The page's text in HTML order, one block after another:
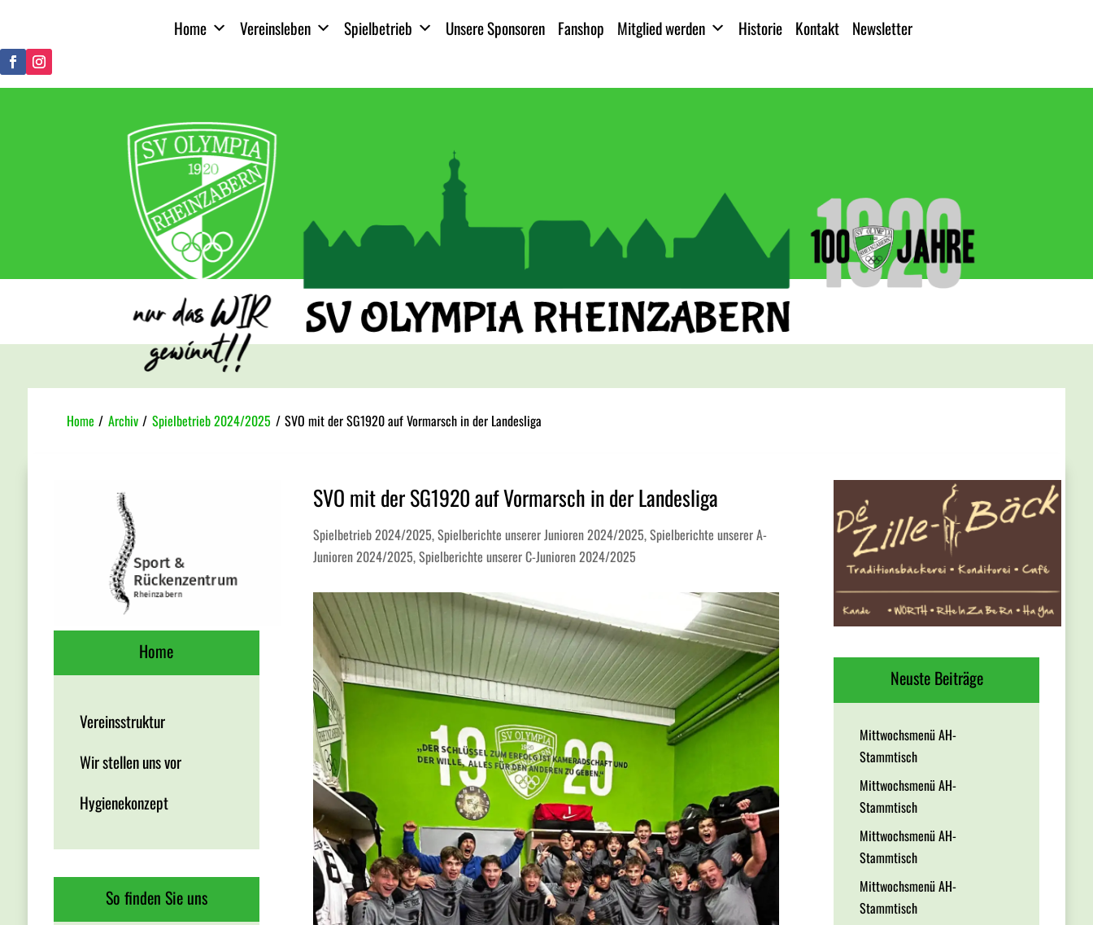
Home Vereinsleben Spielbetrieb Unsere Sponsoren Fanshop Mitglied werden Historie Kontakt Newsletter
Home / Archiv / Spielbetrieb 2024/2025 / SVO mit der SG1920 auf Vormarsch in der Landesliga
Home
Vereinsstruktur
Wir stellen uns vor
Hygienekonzept
So finden Sie uns
SVO mit der SG1920 auf Vormarsch in der Landesliga
Spielbetrieb 2024/2025,Spielberichte unserer Junioren 2024/2025,Spielberichte unserer A-
Junioren 2024/2025,Spielberichte unserer C-Junioren 2024/2025
Neuste Beiträge
Mittwochsmenü AH-
Stammtisch
Mittwochsmenü AH-
Stammtisch
Mittwochsmenü AH-
Stammtisch
Mittwochsmenü AH-
Stammtisch